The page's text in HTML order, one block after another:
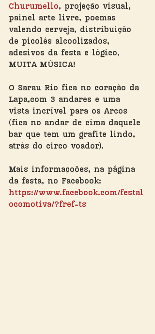
Churumello, projeção visual,
painel arte livre, poemas
valendo cerveja, distribuição
de picolés alcoolizados,
adesivos da festa e lógico,
MUITA MÚSICA!
O Sarau Rio fica no coração da
Lapa,com 3 andares e uma
vista incrível para os Arcos
(fica no andar de cima daquele
bar que tem um grafite lindo,
atrás do circo voador).
Mais informaçoões, na página
da festa, no Facebook:
https://www.facebook.com/festal
ocomotiva/?fref=ts